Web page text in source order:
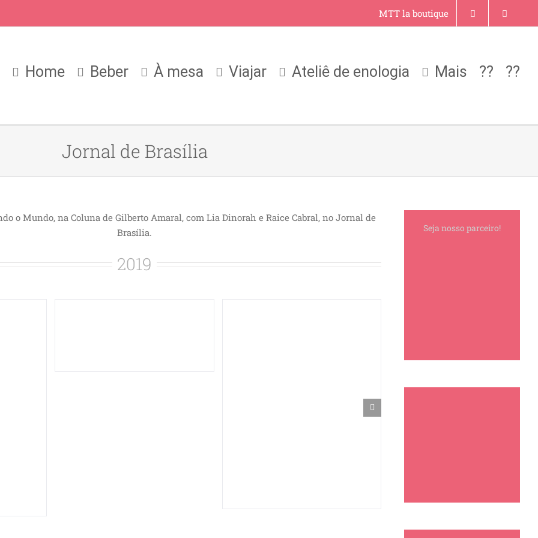
MTT la boutique
Home Beber À mesa Viajar Ateliê de enologia Mais ?? ??
Jornal de Brasília
o Mundo, na Coluna de Gilberto Amaral, com Lia Dinorah e Raice Cabral, no Jornal de
Brasília.
2019
Seja nosso parceiro!